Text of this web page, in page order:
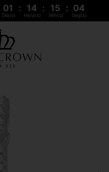
01 : 14 : 15 : 04
Dia(s) Hora(s) Min(s) Seg(s)